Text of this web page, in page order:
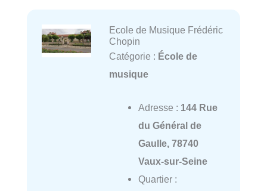
Ecole de Musique Frédéric
Chopin
Catégorie : École de
musique
Adresse : 144 Rue
du Général de
Gaulle, 78740
Vaux-sur-Seine
Quartier :